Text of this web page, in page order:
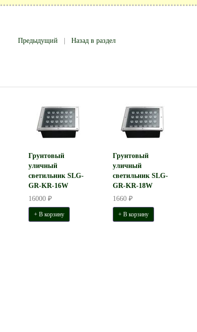
Предыдущий |Назад в раздел
Грунтовый
уличный
светильник SLG-
GR-KR-16W
16000 ₽
+ В корзину
Грунтовый
уличный
светильник SLG-
GR-KR-18W
1660 ₽
+ В корзину